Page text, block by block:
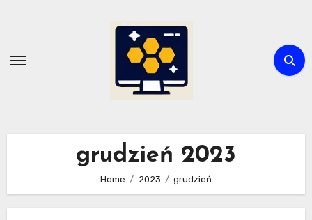
grudzień 2023
Home 2023 grudzień